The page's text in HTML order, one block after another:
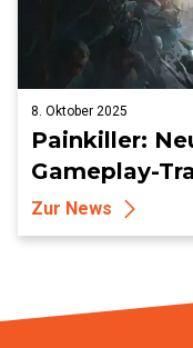
8. Oktober 2025
Painkiller:
Gameplay-
Zur News